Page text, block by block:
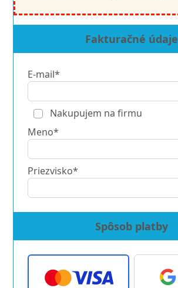
Fakturačné údaje
E-mail*
Nakupujem na firmu
Meno*
Priezvisko*
Spôsob platby